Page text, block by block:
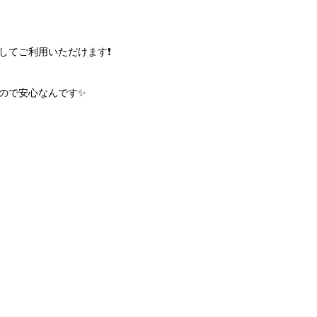
ご利用いただけます❗️
で安心なんです✨️